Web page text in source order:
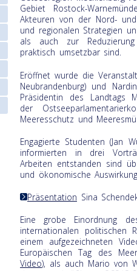
Gebiet Rostock-
Akteuren von der Nord-
und regionalen Strategien
als auch zur
praktisch umsetzbar sind.
Eröffnet wurde die
Neubrandenburg) und
Präsidentin des Landtags
der
Meeresschutz und
Engagierte Studenten (Jan
informierten in drei
Arbeiten entstanden sind
und ökonomische
Präsentation Sina
Eine grobe Einordnung
internationalen politischen
einem aufgezeichneten
Europäischen Tag des
Video), als auch Mario von